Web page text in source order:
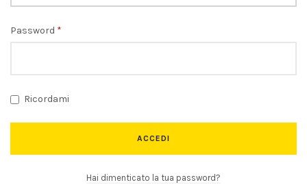
Password *
Ricordami
ACCEDI
Hai dimenticato la tua password?